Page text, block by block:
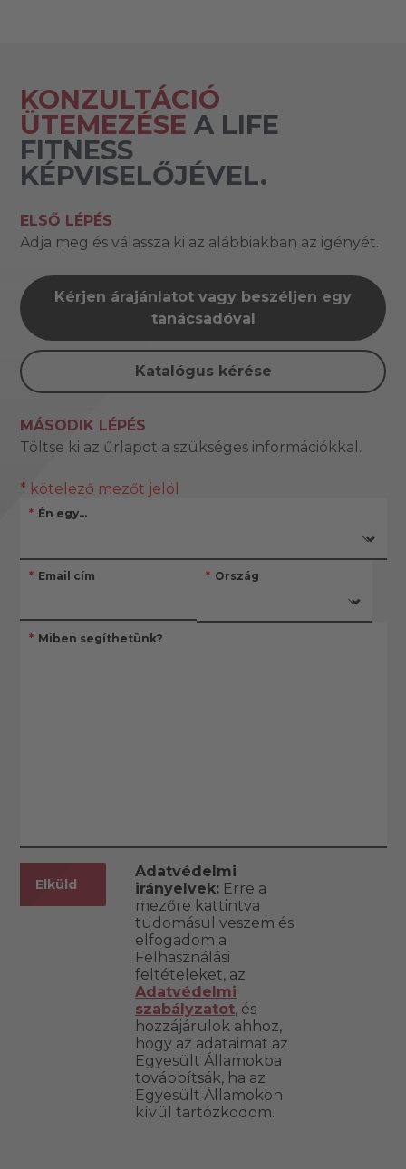
KONZULTÁCIÓ
ÜTEMEZÉSE A LIFE
FITNESS
KÉPVISELŐJÉVEL.
ELSŐ LÉPÉS
Adja meg és válassza ki az alábbiakban az igényét.
Kérjen árajánlatot vagy beszéljen egy
tanácsadóval
Katalógus kérése
MÁSODIK LÉPÉS
Töltse ki az űrlapot a szükséges információkkal.